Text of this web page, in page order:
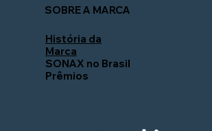
SOBRE A MARCA
História da
Marca
SONAX no Brasil
Prêmios